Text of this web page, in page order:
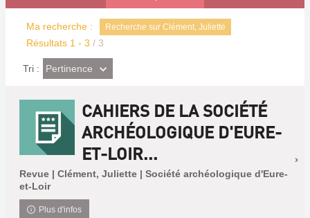
Ma recherche : Recherche sur Clément, Juliette
Résultats 1 - 3 / 3
Tri : (Effet
imédiat)
Pertinence
CAHIERS DE LA SOCIÉTÉ
ARCHÉOLOGIQUE D'EURE-
ET-LOIR...
Revue | Clément, Juliette | Société archéologique d'Eure-
et-Loir
Plus d'infos